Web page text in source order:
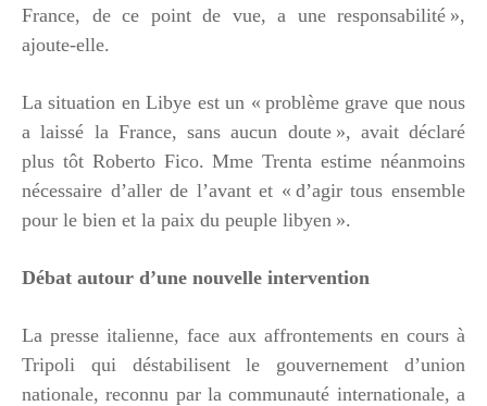
France, de ce point de vue, a une responsabilité »,
ajoute-elle.
La situation en Libye est un « problème grave que nous
a laissé la France, sans aucun doute », avait déclaré
plus tôt Roberto Fico. Mme Trenta estime néanmoins
nécessaire d’aller de l’avant et « d’agir tous ensemble
pour le bien et la paix du peuple libyen ».
Débat autour d’une nouvelle intervention
La presse italienne, face aux affrontements en cours à
Tripoli qui déstabilisent le gouvernement d’union
nationale, reconnu par la communauté internationale, a